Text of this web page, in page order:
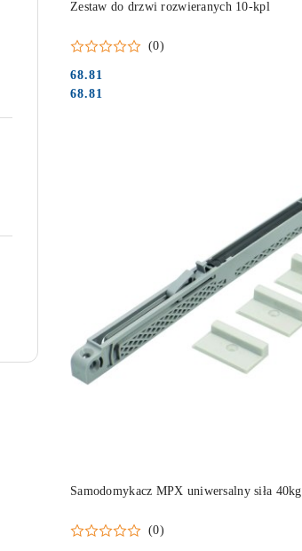
Zestaw do drzwi rozwieranych 10-kpl
(0)
Cena:
68.81
Cena:
68.81
Samodomykacz MPX uniwersalny siła 40kg
(0)
DO KOSZYKA